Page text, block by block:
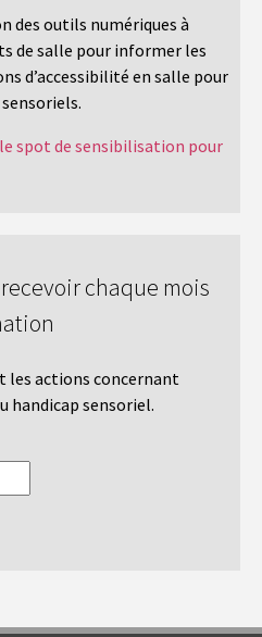
des outils numériques à
de salle pour informer les
d’accessibilité en salle pour
spot de sensibilisation pour
chaque mois
les actions concernant
handicap sensoriel.